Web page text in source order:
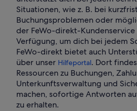
Situationen, wie z. B. bei
Buchungsproblemen oder
der FeWo-direkt-
Verfügung, um dich bei jedem
FeWo-direkt bietet auch
über unser Hilfeportal. Dort
Ressourcen zu Buchungen,
Unterkunftsverwaltung und
machen, sofortige Antworten
zu erhalten.